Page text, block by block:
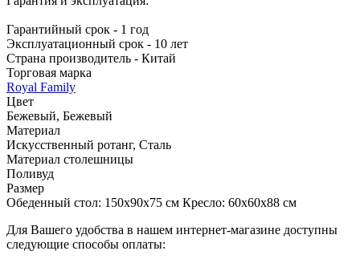
Гарантийный срок - 1 год
Эксплуатационный срок - 10 лет
Страна производитель - Китай
Торговая марка
Royal Family
Цвет
Бежевый, Бежевый
Материал
Искусственный ротанг, Сталь
Материал столешницы
Поливуд
Размер
Обеденный стол: 150x90x75 см Кресло: 60х60х88 см
Для Вашего удобства в нашем интернет-магазине доступны
следующие способы оплаты: